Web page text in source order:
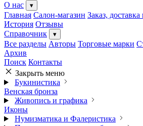
О нас
▾
Главная Салон-магазин Заказ, доставка
История Отзывы
Справочник
▾
Все разделы Авторы Торговые марки
Архив
Поиск Контакты
Закрыть меню
Букинистика
Венская бронза
Живопись и графика
Иконы
Нумизматика и Фалеристика